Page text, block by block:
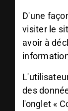
D'une
visiter le
avoir à
des
l'onglet «